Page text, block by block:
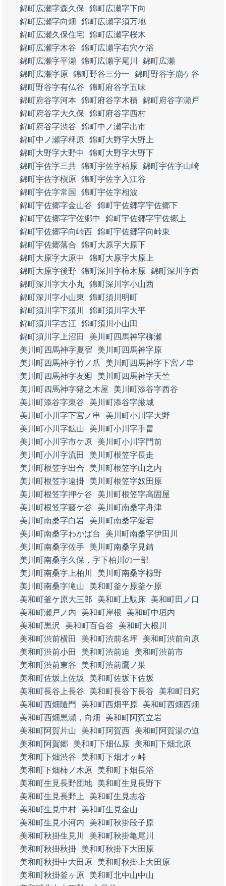
錦町広瀬字森久保
錦町広瀬字下向
錦町広瀬字向畑
錦町広瀬字須万地
錦町広瀬久保住宅
錦町広瀬字桜木
錦町広瀬字木谷
錦町広瀬字右穴ケ浴
錦町広瀬字平瀬 錦町広瀬字尾川
錦町広瀬
錦町広瀬字原 錦町野谷三分一
錦町野谷字崩ケ谷
錦町野谷字有仏谷
錦町府谷字五味
錦町府谷字河本
錦町府谷字木積 錦町府谷字瀬戸
錦町府谷字大久保
錦町府谷字西村
錦町府谷字渋谷
錦町中ノ瀬字出市
錦町中ノ瀬字稗原 錦町大野字大野上
錦町大野字大野中
錦町大野字大野下
錦町宇佐字三共 錦町宇佐字柏原 錦町宇佐字山崎
錦町宇佐字槇原 錦町宇佐字入江谷
錦町宇佐字常国
錦町宇佐字相波
錦町宇佐郷字金山谷
錦町宇佐郷字宇佐郷下
錦町宇佐郷字宇佐郷中
錦町宇佐郷字宇佐郷上
錦町宇佐郷字向峠西 錦町宇佐郷字向峠東
錦町宇佐郷落合
錦町大原字大原下
錦町大原字大原中
錦町大原字大原上
錦町大原字後野
錦町深川字柿木原 錦町深川字西
錦町深川字大小丸 錦町深川字小山西
錦町深川字小山東
錦町須川明町
錦町須川字下須川
錦町須川字大平
錦町須川字古江
錦町須川小山田
錦町須川字上沼田
美川町四馬神字柳瀬
美川町四馬神字夏宿
美川町四馬神字原
美川町四馬神字竹ノ爪
美川町四馬神字下宮ノ串
美川町四馬神字友廻
美川町四馬神字天竺
美川町四馬神字猪之木屋
美川町添谷字西谷
美川町添谷字東谷
美川町添谷字厳城
美川町小川字下宮ノ串
美川町小川字大野
美川町小川字鉱山
美川町小川字手畠
美川町小川字市ケ原
美川町小川字門前
美川町小川字流田
美川町根笠字長走
美川町根笠字出合
美川町根笠字山之内
美川町根笠字遠掛
美川町根笠字奴田原
美川町根笠字押ケ谷
美川町根笠字高固屋
美川町根笠字藤ケ谷
美川町南桑字舟津
美川町南桑字白岩
美川町南桑字愛宕
美川町南桑字わかば台
美川町南桑字伊田川
美川町南桑字佐手
美川町南桑字見錆
美川町南桑字久保，字下柏川の一部
美川町南桑字上柏川
美川町南桑字椋野
美川町南桑字滝山
美和町釜ケ原釜ケ原
美和町釜ケ原大三郎
美和町上駄床
美和町田ノ口
美和町瀬戸ノ内
美和町岸根
美和町中垣内
美和町黒沢
美和町百合谷
美和町大根川
美和町渋前横田
美和町渋前名坪
美和町渋前向原
美和町渋前小田
美和町渋前迫
美和町渋前市
美和町渋前東谷
美和町渋前鷹ノ巣
美和町佐坂上佐坂
美和町佐坂下佐坂
美和町長谷上長谷
美和町長谷下長谷
美和町日宛
美和町西畑隨門
美和町西畑平原
美和町西畑西畑
美和町西畑黒瀬，向畑
美和町阿賀立岩
美和町阿賀片山
美和町阿賀西
美和町阿賀湯の迫
美和町阿賀郷
美和町下畑仏原
美和町下畑北原
美和町下畑渋谷
美和町下畑才ヶ峠
美和町下畑柿ノ木原
美和町下畑長浴
美和町生見長野団地
美和町生見長野下
美和町生見長野上
美和町生見志谷
美和町生見中村
美和町生見金山
美和町生見小河内
美和町秋掛段子原
美和町秋掛生見川
美和町秋掛亀尾川
美和町秋掛秋掛
美和町秋掛下大田原
美和町秋掛中大田原
美和町秋掛上大田原
美和町秋掛釜ヶ原
美和町北中山中山